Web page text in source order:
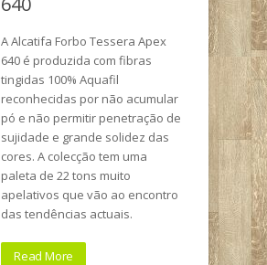
A Alcatifa Forbo Tessera Apex
640 é produzida com fibras
tingidas 100% Aquafil
reconhecidas por não acumular
pó e não permitir penetração de
sujidade e grande solidez das
cores. A colecção tem uma
paleta de 22 tons muito
apelativos que vão ao encontro
das tendências actuais.
Read More